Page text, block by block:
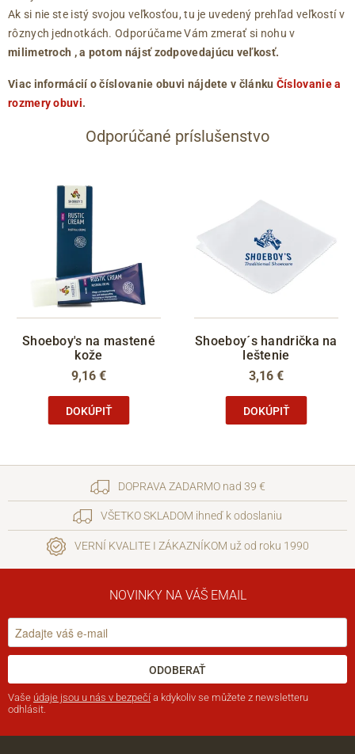
Ak si nie ste istý svojou veľkosťou, tu je uvedený prehľad veľkostí v
rôznych jednotkách. Odporúčame Vám zmerať si nohu v
milimetroch , a potom nájsť zodpovedajúcu veľkosť.
Viac informácií o číslovanie obuvi nájdete v článku Číslovanie a
rozmery obuvi.
Odporúčané príslušenstvo
Shoeboy's na mastené
kože
9,16 €
DOKÚPIŤ
Shoeboy´s handrička na
leštenie
3,16 €
DOKÚPIŤ
DOPRAVA ZADARMO nad 39 €
VŠETKO SKLADOM ihneď k odoslaniu
VERNÍ KVALITE I ZÁKAZNÍKOM už od roku 1990
NOVINKY NA VÁŠ EMAIL
ODOBERAŤ
Vaše údaje jsou u nás v bezpečí a kdykoliv se můžete z newsletteru
odhlásit.